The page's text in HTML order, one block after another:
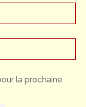
la prochaine